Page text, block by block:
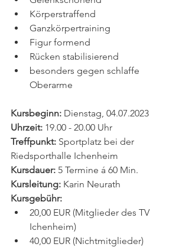
Körperstraffend
Ganzkörpertraining
Figur formend
Rücken stabilisierend
besonders gegen schlaffe
Oberarme
Kursbeginn: Dienstag, 04.07.2023
Uhrzeit: 19.00 - 20.00 Uhr
Treffpunkt: Sportplatz bei der
Riedsporthalle Ichenheim
Kursdauer: 5 Termine á 60 Min.
Kursleitung: Karin Neurath
Kursgebühr:
20,00 EUR (Mitglieder des TV
Ichenheim)
40,00 EUR (Nichtmitglieder)